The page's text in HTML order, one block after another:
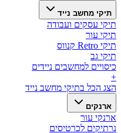
תיקי מחשב נייד
תיקי עסקים ועבודה
תיקי עור
תיקי Retro קנווס
תיקי גב
כיסויים למחשבים ניידים
+
הצג הכל בתיקי מחשב נייד
ארנקים
ארנקי עור
נרתיקים לכרטיסים